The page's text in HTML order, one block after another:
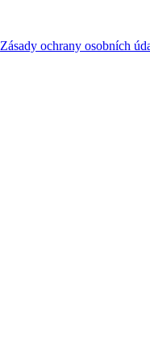
Zásady ochrany osobních